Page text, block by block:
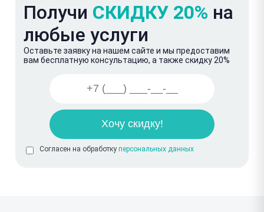
Получи СКИДКУ 20% на
любые услуги
Оставьте заявку на нашем сайте и мы предоставим
вам бесплатную консультацию, а также скидку 20%
Согласен на обработку персональных данных